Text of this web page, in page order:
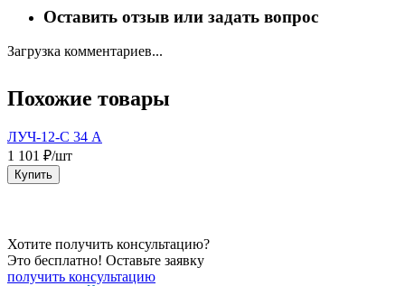
Оставить отзыв или задать вопрос
Загрузка комментариев...
Похожие товары
ЛУЧ-12-С 34 А
1 101 ₽/шт
Купить
Хотите получить консультацию?
Это бесплатно! Оставьте заявку
получить консультацию